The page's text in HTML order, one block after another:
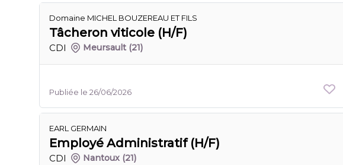
Domaine MICHEL BOUZEREAU ET FILS
Tâcheron viticole (H/F)
CDI Meursault (21)
Publiée le 26/06/2026
EARL GERMAIN
Employé Administratif (H/F)
CDI Nantoux (21)